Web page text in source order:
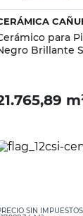
para
Brillante
SIN